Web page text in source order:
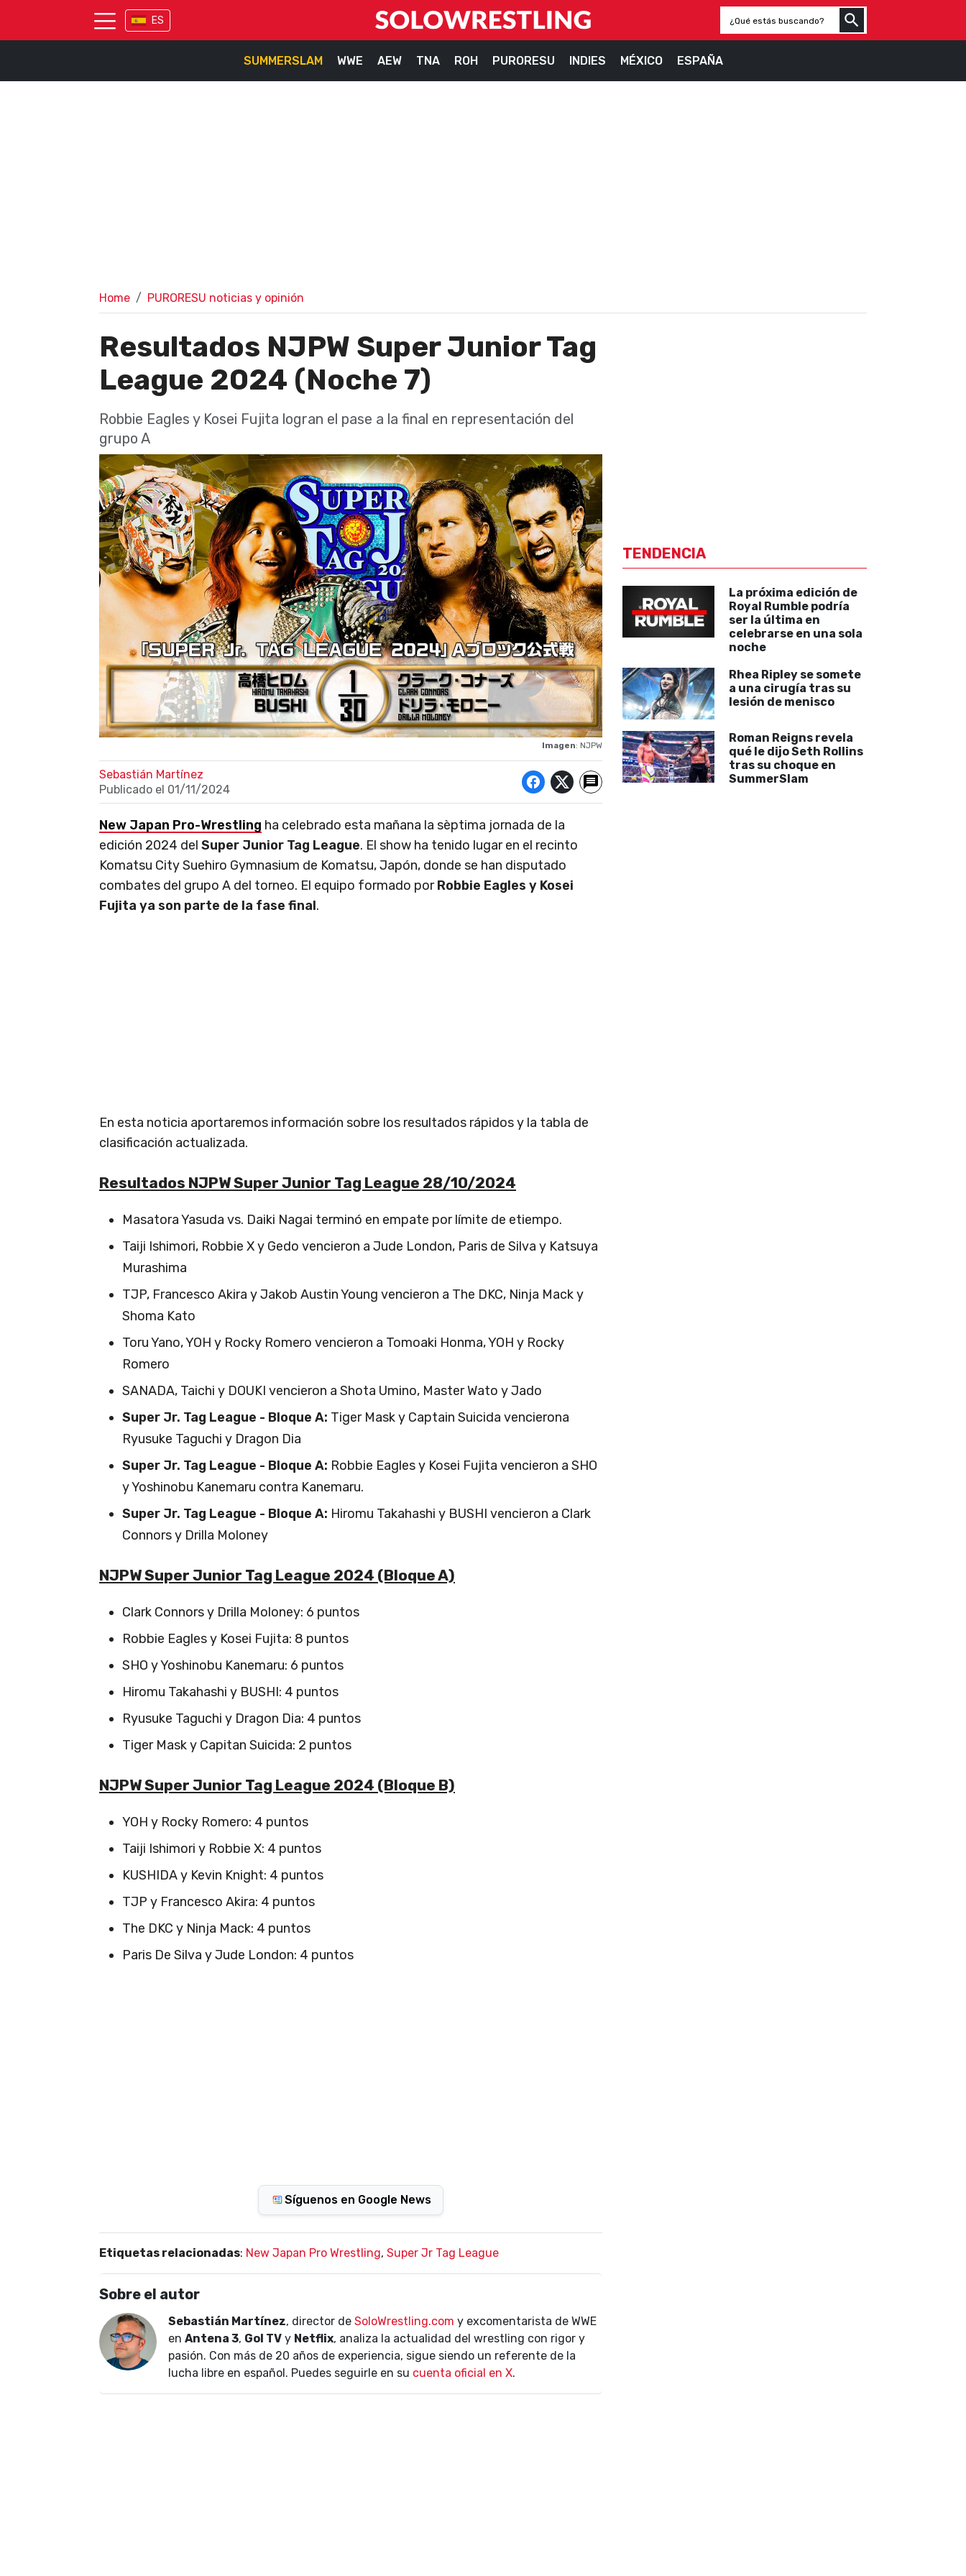
ES
SUMMERSLAM WWE AEW TNA ROH PURORESU INDIES MÉXICO ESPAÑA
Home PURORESU noticias y opinión
Resultados NJPW Super Junior Tag
League 2024 (Noche 7)
Robbie Eagles y Kosei Fujita logran el pase a la final en representación del
grupo A
Imagen: NJPW
Sebastián Martínez
Publicado el 01/11/2024
New Japan Pro-Wrestling ha celebrado esta mañana la sèptima jornada de la
edición 2024 del Super Junior Tag League. El show ha tenido lugar en el recinto
Komatsu City Suehiro Gymnasium de Komatsu, Japón, donde se han disputado
combates del grupo A del torneo. El equipo formado porRobbie Eagles y Kosei
Fujita ya son parte de la fase final.
En esta noticia aportaremos información sobre los resultados rápidos y la tabla de
clasificación actualizada.
Resultados NJPW Super Junior Tag League 28/10/2024
Masatora Yasuda vs. Daiki Nagai terminó en empate por límite de etiempo.
Taiji Ishimori, Robbie X y Gedo vencieron a Jude London, Paris de Silva y Katsuya
Murashima
TJP, Francesco Akira y Jakob Austin Young vencieron a The DKC, Ninja Mack y
Shoma Kato
Toru Yano, YOH y Rocky Romero vencieron a Tomoaki Honma, YOH y Rocky
Romero
SANADA, Taichi y DOUKI vencieron a Shota Umino, Master Wato y Jado
Super Jr. Tag League - Bloque A: Tiger Mask y Captain Suicida vencierona
Ryusuke Taguchi y Dragon Dia
Super Jr. Tag League - Bloque A: Robbie Eagles y Kosei Fujita vencieron a SHO
y Yoshinobu Kanemaru contra Kanemaru.
Super Jr. Tag League - Bloque A: Hiromu Takahashi y BUSHI vencieron a Clark
Connors y Drilla Moloney
NJPW Super Junior Tag League 2024 (Bloque A)
Clark Connors y Drilla Moloney: 6 puntos
Robbie Eagles y Kosei Fujita: 8 puntos
SHO y Yoshinobu Kanemaru: 6 puntos
Hiromu Takahashi y BUSHI: 4 puntos
Ryusuke Taguchi y Dragon Dia: 4 puntos
Tiger Mask y Capitan Suicida: 2 puntos
NJPW Super Junior Tag League 2024 (Bloque B)
YOH y Rocky Romero: 4 puntos
Taiji Ishimori y Robbie X: 4 puntos
KUSHIDA y Kevin Knight: 4 puntos
TJP y Francesco Akira: 4 puntos
The DKC y Ninja Mack: 4 puntos
Paris De Silva y Jude London: 4 puntos
Síguenos en Google News
Etiquetas relacionadas: New Japan Pro Wrestling, Super Jr Tag League
Sobre el autor
Sebastián Martínez, director de SoloWrestling.com y excomentarista de WWE
en Antena 3, Gol TV y Netflix, analiza la actualidad del wrestling con rigor y
pasión. Con más de 20 años de experiencia, sigue siendo un referente de la
lucha libre en español. Puedes seguirle en su cuenta oficial en X.
TENDENCIA
La próxima edición de
Royal Rumble podría
ser la última en
celebrarse en una sola
noche
Rhea Ripley se somete
a una cirugía tras su
lesión de menisco
Roman Reigns revela
qué le dijo Seth Rollins
tras su choque en
SummerSlam